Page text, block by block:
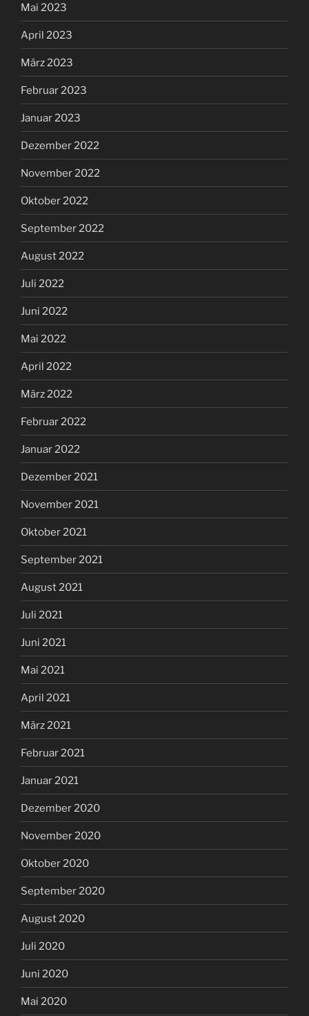
Mai 2023
April 2023
März 2023
Februar 2023
Januar 2023
Dezember 2022
November 2022
Oktober 2022
September 2022
August 2022
Juli 2022
Juni 2022
Mai 2022
April 2022
März 2022
Februar 2022
Januar 2022
Dezember 2021
November 2021
Oktober 2021
September 2021
August 2021
Juli 2021
Juni 2021
Mai 2021
April 2021
März 2021
Februar 2021
Januar 2021
Dezember 2020
November 2020
Oktober 2020
September 2020
August 2020
Juli 2020
Juni 2020
Mai 2020